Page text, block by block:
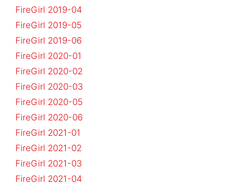
FireGirl 2019-04
FireGirl 2019-05
FireGirl 2019-06
FireGirl 2020-01
FireGirl 2020-02
FireGirl 2020-03
FireGirl 2020-05
FireGirl 2020-06
FireGirl 2021-01
FireGirl 2021-02
FireGirl 2021-03
FireGirl 2021-04